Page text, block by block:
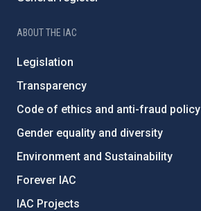
ABOUT THE IAC
Legislation
Transparency
Code of ethics and anti-fraud policy
Gender equality and diversity
Environment and Sustainability
Forever IAC
IAC Projects